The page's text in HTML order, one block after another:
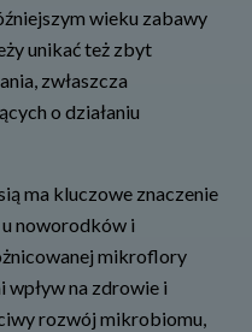
wieku zabawy
unikać też zbyt
zwłaszcza
o działaniu
ma kluczowe znaczenie
noworodków i
mikroflory
na zdrowie i
rozwój mikrobiomu,